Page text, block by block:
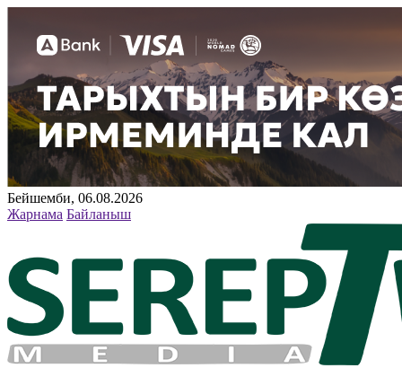
Бейшемби, 06.08.2026
Жарнама Байланыш